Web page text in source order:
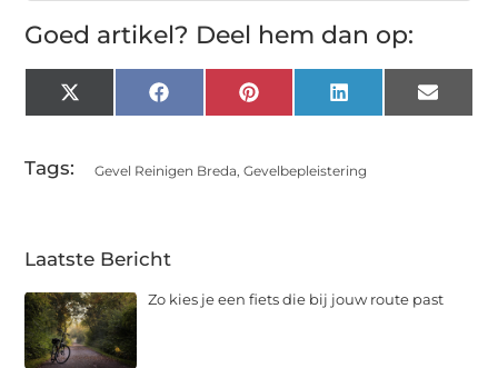
Goed artikel? Deel hem dan op:
X
(Twitter)
FacebookPinterestLinkedInEmail
Tags: Gevel Reinigen Breda,Gevelbepleistering
Laatste Bericht
Zo kies je een fiets die bij jouw route past